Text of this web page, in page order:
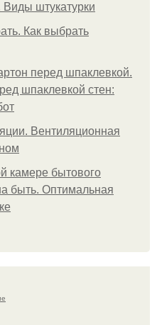
Виды штукатурки
Как выбрать
перед шпаклевкой.
шпаклевкой стен:
Вентиляционная
камере бытового
быть. Оптимальная